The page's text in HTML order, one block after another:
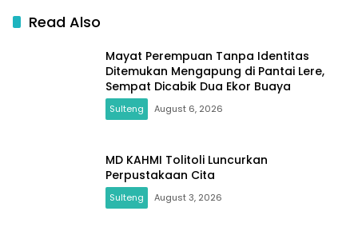
Read Also
Mayat Perempuan Tanpa Identitas
Ditemukan Mengapung di Pantai Lere,
Sempat Dicabik Dua Ekor Buaya
Sulteng August 6, 2026
MD KAHMI Tolitoli Luncurkan
Perpustakaan Cita
Sulteng August 3, 2026